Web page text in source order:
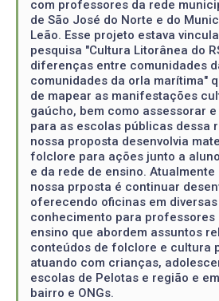
com professores da rede
de São José do Norte e do
Leão. Esse projeto estava
pesquisa "Cultura Litorânea do
diferenças entre comunidades
comunidades da orla marítima"
de mapear as manifestações
gaúcho, bem como assessorar
para as escolas públicas dessa
nossa proposta desenvolvia
folclore para ações junto a
e da rede de ensino.
nossa prposta é continuar
oferecendo oficinas em
conhecimento para professores
ensino que abordem assuntos
conteúdos de folclore e cultura
atuando com crianças,
escolas de Pelotas e região e
bairro e ONGs.